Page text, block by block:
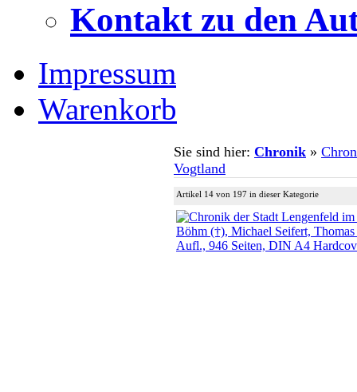
Kontakt zu den
Impressum
Warenkorb
Sie sind hier: Chronik »
Vogtland
Artikel 14 von 197 in dieser Kategorie